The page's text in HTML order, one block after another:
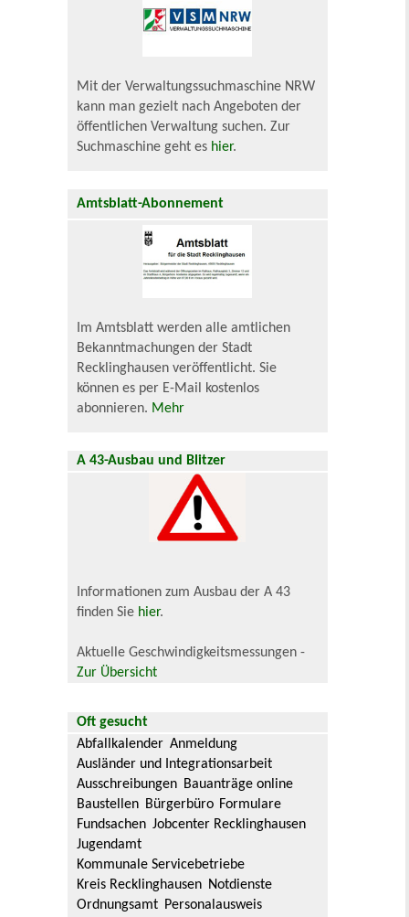
Mit der Verwaltungssuchmaschine NRW
kann man gezielt nach Angeboten der
öffentlichen Verwaltung suchen. Zur
Suchmaschine geht es hier.
Amtsblatt-Abonnement
Im Amtsblatt werden alle amtlichen
Bekanntmachungen der Stadt
Recklinghausen veröffentlicht. Sie
können es per E-Mail kostenlos
abonnieren. Mehr
A 43-Ausbau und Blitzer
Informationen zum Ausbau der A 43
finden Sie hier.
Aktuelle Geschwindigkeitsmessungen -
Zur Übersicht
Oft gesucht
Abfallkalender Anmeldung
Ausländer und Integrationsarbeit
Ausschreibungen Bauanträge online
Baustellen Bürgerbüro Formulare
Fundsachen Jobcenter Recklinghausen
Jugendamt
Kommunale Servicebetriebe
Kreis Recklinghausen Notdienste
Ordnungsamt Personalausweis